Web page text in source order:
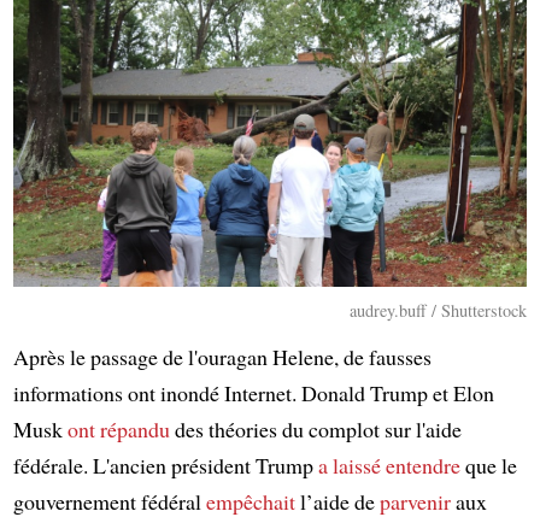
audrey.buff / Shutterstock
Après le passage de l'ouragan Helene, de fausses
informations ont inondé Internet. Donald Trump et Elon
Muskont répandu des théories du complot sur l'aide
fédérale. L'ancien président Trumpa laissé entendreque le
gouvernement fédéral empêchaitl’aide deparveniraux